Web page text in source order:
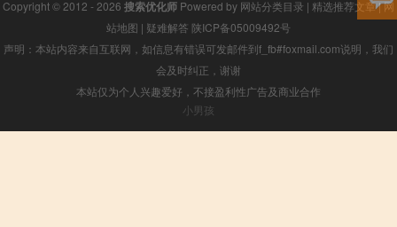
Copyright © 2012 - 2026 搜索优化师 Powered by 网站分类目录 | 精选推荐文章|网
站地图 | 疑难解答 陕ICP备05009492号
声明：本站内容来自互联网，如信息有错误可发邮件到f_fb#foxmail.com说明，我们
会及时纠正，谢谢
本站仅为个人兴趣爱好，不接盈利性广告及商业合作
小男孩